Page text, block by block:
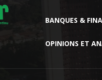
BANQUES &
OPINIONS ET